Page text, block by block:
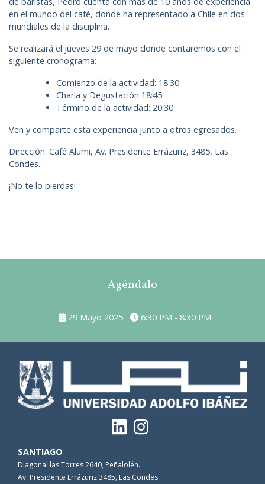
en el mundo del café, donde ha representado a Chile en dos
mundiales de la disciplina.
Se realizará el jueves 29 de mayo donde contaremos con el
siguiente cronograma:
Comienzo de la actividad: 18:30
Charla y Degustación 18:45
Término de la actividad: 20:30
Ven y comparte esta experiencia junto a otros egresados.
Dirección: Café Alumi, Av. Presidente Errázuriz, 3485, Las
Condes.
¡No te lo pierdas!
Agéndalo
29 Mayo 2025 6:30 PM - 8:30 PM
SANTIAGO
Diagonal las Torres 2640, Peñalolén.
Av. Presidente Errázuriz 3485, Las Condes.